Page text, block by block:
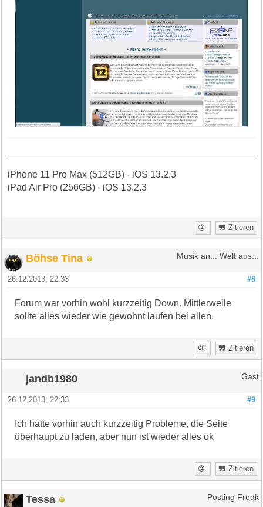
iPhone 11 Pro Max (512GB) - iOS 13.2.3
iPad Air Pro (256GB) - iOS 13.2.3
Zitieren
Böhse Tina Musik an... Welt aus...
#8
26.12.2013, 22:33
Forum war vorhin wohl kurzzeitig Down. Mittlerweile
sollte alles wieder wie gewohnt laufen bei allen.
Zitieren
jandb1980 Gast
#9
26.12.2013, 22:33
Ich hatte vorhin auch kurzzeitig Probleme, die Seite
überhaupt zu laden, aber nun ist wieder alles ok
Zitieren
Tessa Posting Freak